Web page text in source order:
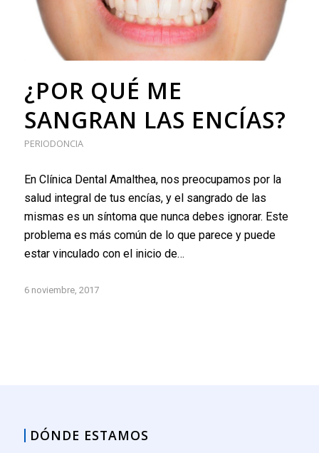
¿POR QUÉ ME
SANGRAN LAS ENCÍAS?
PERIODONCIA
En Clínica Dental Amalthea, nos preocupamos por la
salud integral de tus encías, y el sangrado de las
mismas es un síntoma que nunca debes ignorar. Este
problema es más común de lo que parece y puede
estar vinculado con el inicio de…
6 noviembre, 2017
DÓNDE ESTAMOS